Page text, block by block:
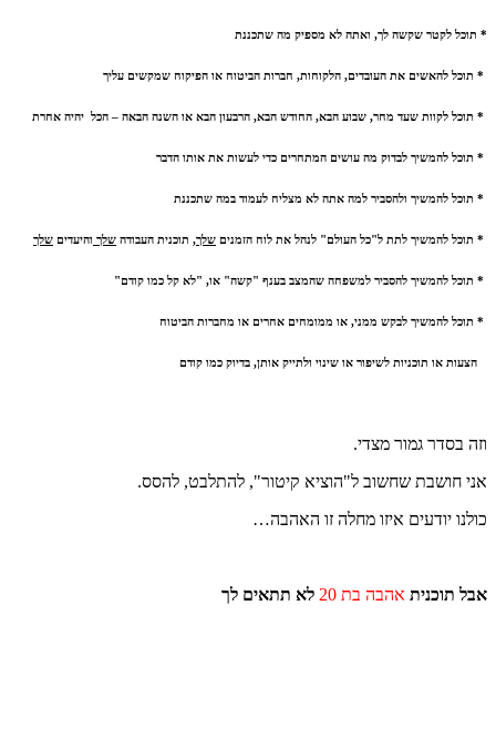
* תוכל לקטר שקשה לך, ואתה לא מספיק מה שתכננת
* תוכל להאשים את העובדים, הלקוחות, חברות הביטוח או הפיקוח שמקשים עליך
* תוכל לקוות שעד מחר, שבוע הבא, החודש הבא, הרבעון הבא או השנה הבאה – הכל יהיה אחרת
* תוכל להמשיך לבדוק מה עושים המתחרים כדי לעשות את אותו הדבר
* תוכל להמשיך ולהסביר למה אתה לא מצליח לעמוד במה שתכננת
* תוכל להמשיך לתת ל"כל העולם" לנהל את לוח הזמנים שלך, תוכנית העבודה שלך והיעדים שלך
* תוכל להמשיך להסביר למשפחה שהמצב בענף "קשה" או, "לא קל כמו קודם"
* תוכל להמשיך לבקש ממני, או ממומחים אחרים או מחברות הביטוח
הצעות או תוכניות לשיפור או שינוי ולתייק אותן, בדיוק כמו קודם
וזה בסדר גמור מצדי.
אני חושבת שחשוב ל"הוציא קיטור", להתלבט, להסס.
כולנו יודעים איזו מחלה זו האהבה…
אבל תוכנית אהבה בת 20 לא תתאים לך